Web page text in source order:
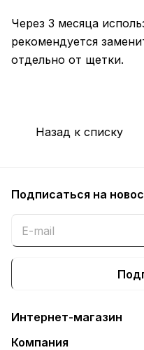
Через 3 месяца
рекомендуется
отдельно от щетки.
Назад к списку
Подписаться на
Интернет-магазин
Компания